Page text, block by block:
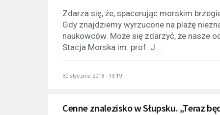
Zdarza się, że, spacerując morskim
Gdy znajdziemy wyrzucone na plażę
naukowców. Może się zdarzyć, że nasze
Stacja Morska im. prof. J....
30 stycznia 2018 - 13:19
Cenne znalezisko w Słupsku. „Teraz